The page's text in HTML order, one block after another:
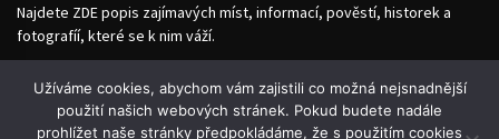
Najdete ZDE popis zajímavých míst, informací, pověstí, historek a
fotografíí, které se k nim váží.
Facebook
Užíváme cookies, abychom vám zajistili co možná nejsnadnější
použití našich webových stránek. Pokud budete nadále
prohlížet naše stránky předpokládáme, že s použitím cookies